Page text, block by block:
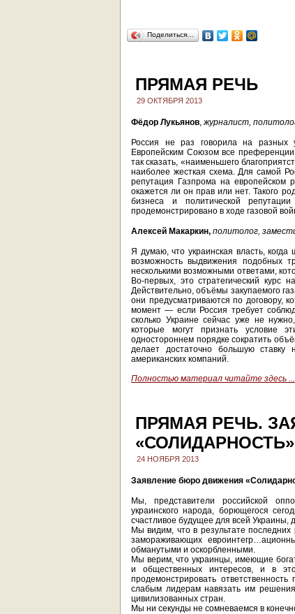
Поделиться…
ПРЯМАЯ РЕЧЬ
29 ОКТЯБРЯ 2013
Фёдор Лукьянов,журналист,
Россия не раз говорила на разных
Европейским Союзом все
так сказать, «наименьшего
наиболее жесткая схема. Для самой
репутация Газпрома на европейском
окажется ли он прав или нет. Такого
бизнеса и политической
продемонстрировано в ходе газовой
Алексей Макаркин, политолог,
Я думаю, что украинская власть,
возможность выдвижения подобных
несколькими возможными ответами,
Во-первых, это стратегический курс
Действительно, объёмы закупаемого
они предусматриваются по договору,
момент — если Россия требует
сколько Украине сейчас уже не
которые могут признать условие
одностороннем порядке сократить
делает достаточно большую ставку
американских компаний.
Полностью материал читайте здесь ...
ПРЯМАЯ РЕЧЬ.
24 НОЯБРЯ 2013
Заявление бюро движения
Мы, представители российской
украинского народа, борющегося
счастливое будущее для всей Украины,
Мы видим, что в результате
замораживающих
обманутыми и оскорбленными.
Мы верим, что украинцы, имеющие
и общественных интересов, и в
продемонстрировать
слабым лидерам навязать им
цивилизованных стран.
Мы ни секунды не сомневаемся в